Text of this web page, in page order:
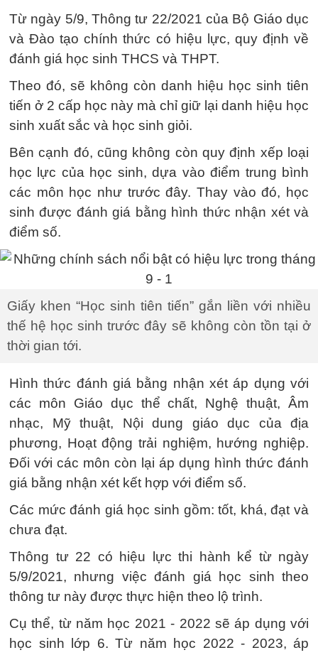
Từ ngày 5/9, Thông tư 22/2021 của Bộ Giáo dục
và Đào tạo chính thức có hiệu lực, quy định về
đánh giá học sinh THCS và THPT.
Theo đó, sẽ không còn danh hiệu học sinh tiên
tiến ở 2 cấp học này mà chỉ giữ lại danh hiệu học
sinh xuất sắc và học sinh giỏi.
Bên cạnh đó, cũng không còn quy định xếp loại
học lực của học sinh, dựa vào điểm trung bình
các môn học như trước đây. Thay vào đó, học
sinh được đánh giá bằng hình thức nhận xét và
điểm số.
Giấy khen “Học sinh tiên tiến” gắn liền với nhiều
thế hệ học sinh trước đây sẽ không còn tồn tại ở
thời gian tới.
Hình thức đánh giá bằng nhận xét áp dụng với
các môn Giáo dục thể chất, Nghệ thuật, Âm
nhạc, Mỹ thuật, Nội dung giáo dục của địa
phương, Hoạt động trải nghiệm, hướng nghiệp.
Đối với các môn còn lại áp dụng hình thức đánh
giá bằng nhận xét kết hợp với điểm số.
Các mức đánh giá học sinh gồm: tốt, khá, đạt và
chưa đạt.
Thông tư 22 có hiệu lực thi hành kể từ ngày
5/9/2021, nhưng việc đánh giá học sinh theo
thông tư này được thực hiện theo lộ trình.
Cụ thể, từ năm học 2021 - 2022 sẽ áp dụng với
học sinh lớp 6. Từ năm học 2022 - 2023, áp